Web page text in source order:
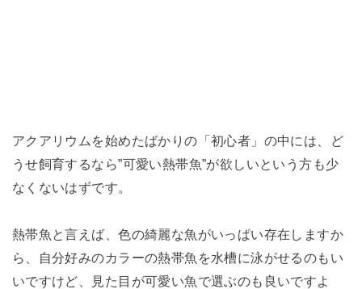
アクアリウムを始めたばかりの「初心者」の中には、ど
うせ飼育するなら”可愛い熱帯魚”が欲しいという方も少
なくないはずです。
熱帯魚と言えば、色の綺麗な魚がいっぱい存在しますか
ら、自分好みのカラーの熱帯魚を水槽に泳がせるのもい
いですけど、見た目が可愛い魚で選ぶのも良いですよ